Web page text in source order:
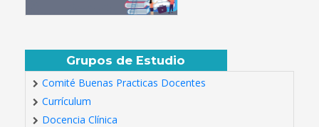
Grupos de Estudio
Comité Buenas Practicas Docentes
Currículum
Docencia Clínica